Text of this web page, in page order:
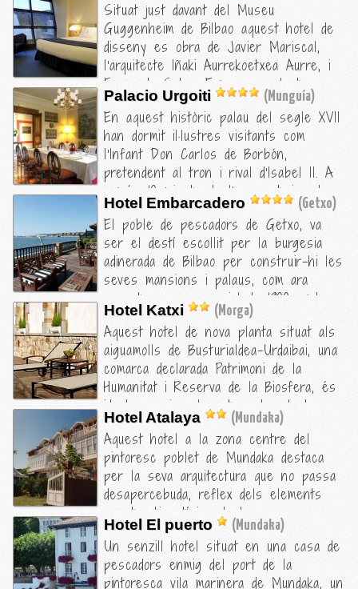
Situat just davant del Museu
Guggenheim de Bilbao aquest hotel de
disseny es obra de Javier Mariscal,
l'arquitecte Iñaki Aurrekoetxea Aurre, i
Fernando Salas. Esmorzar a la terrassa
amb vistes a l'espectacular edifici
Guggenheim és una experiència
inoblidable.
Palacio Urgoiti (Munguía)
En aquest històric palau del segle XVII
han dormit il·lustres visitants com
l'Infant Don Carlos de Borbón,
pretendent al tron i rival d'Isabel II. A
només 10 minuts de l'aeroport, i a deu
minuts en cotxe de les platges, aquest
hotel disposa d'un camp de pitch-and-
putt de 9 forats que farà les delícies
dels practicants de golf. Les
habitacions són grans i lluminoses, amb
una decoració molt elegant.
Hotel Embarcadero (Getxo)
El poble de pescadors de Getxo, va
ser el destí escollit per la burgesia
adinerada de Bilbao per construir-hi les
seves mansions i palaus, com ara
aquesta casa senyorial de 1900, amb
embarcador privat, jardí i habitacions
amb vistes al mar.
Hotel Katxi (Morga)
Aquest hotel de nova planta situat als
aiguamolls de Busturialdea-Urdaibai, una
comarca declarada Patrimoni de la
Humanitat i Reserva de la Biosfera, és
ideal per viure la natura des de la
terrassa i el jardí.
Hotel Atalaya (Mundaka)
Aquest hotel a la zona centre del
pintoresc poblet de Mundaka destaca
per la seva arquitectura que no passa
desapercebuda, reflex dels elements
constructius típics de la zona.
Hotel El puerto (Mundaka)
Un senzill hotel situat en una casa de
pescadors enmig del port de la
pintoresca vila marinera de Mundaka, un